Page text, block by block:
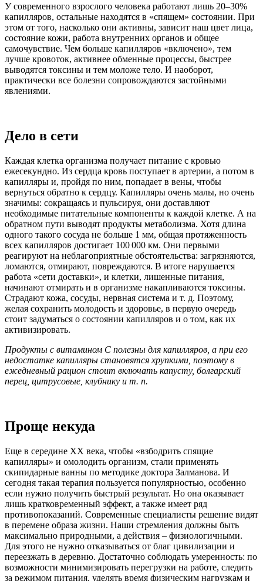
У современного взрослого человека работают лишь 20–30%
капилляров, остальные находятся в «спящем» состоянии. При
этом от того, насколько они активны, зависит наш цвет лица,
состояние кожи, работа внутренних органов и общее
самочувствие. Чем больше капилляров «включено», тем
лучше кровоток, активнее обменные процессы, быстрее
выводятся токсины и тем моложе тело. И наоборот,
практически все болезни сопровождаются застойными
явлениями.
Дело в сети
Каждая клетка организма получает питание с кровью
ежесекундно. Из сердца кровь поступает в артерии, а потом в
капилляры и, пройдя по ним, попадает в вены, чтобы
вернуться обратно к сердцу. Капилляры очень малы, но очень
значимы: сокращаясь и пульсируя, они доставляют
необходимые питательные компоненты к каждой клетке. А на
обратном пути выводят продукты метаболизма. Хотя длина
одного такого сосуда не больше 1 мм, общая протяженность
всех капилляров достигает 100 000 км. Они первыми
реагируют на неблагоприятные обстоятельства: загрязняются,
ломаются, отмирают, повреждаются. В итоге нарушается
работа «сети доставки», и клетки, лишенные питания,
начинают отмирать и в организме накапливаются токсины.
Страдают кожа, сосуды, нервная система и т. д. Поэтому,
желая сохранить молодость и здоровье, в первую очередь
стоит задуматься о состоянии капилляров и о том, как их
активизировать.
Продукты с витамином С полезны для капилляров, а при его
недостатке капилляры становятся хрупкими, поэтому в
ежедневный рацион стоит включать капусту, болгарский
перец, цитрусовые, клубнику и т. п.
Проще некуда
Еще в середине XX века, чтобы «взбодрить спящие
капилляры» и омолодить организм, стали применять
скипидарные ванны по методике доктора Залманова. И
сегодня такая терапия пользуется популярностью, особенно
если нужно получить быстрый результат. Но она оказывает
лишь кратковременный эффект, а также имеет ряд
противопоказаний. Современные специалисты решение видят
в перемене образа жизни. Наши стремления должны быть
максимально природными, а действия – физиологичными.
Для этого не нужно отказываться от благ цивилизации и
переезжать в деревню. Достаточно соблюдать умеренность: по
возможности минимизировать перегрузки на работе, следить
за режимом питания, уделять время физическим нагрузкам и